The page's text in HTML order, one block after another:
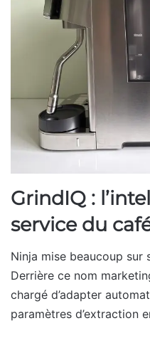
GrindIQ :
service du
Ninja mise beaucoup sur
Derrière ce nom
chargé d’adapter
paramètres d’extraction